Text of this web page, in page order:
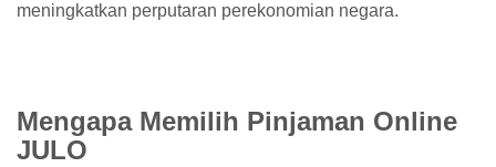
meningkatkan perputaran perekonomian negara.
Mengapa Memilih Pinjaman Online
JULO